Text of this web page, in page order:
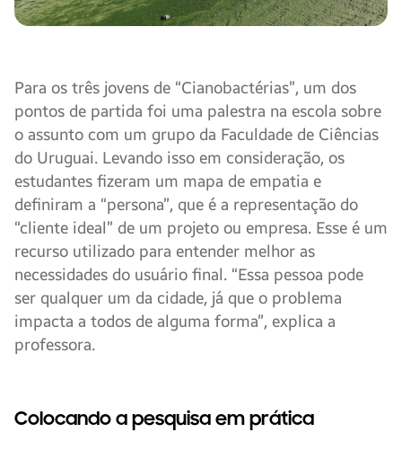
Para os três jovens de “Cianobactérias”, um dos
pontos de partida foi uma palestra na escola sobre
o assunto com um grupo da Faculdade de Ciências
do Uruguai. Levando isso em consideração, os
estudantes fizeram um mapa de empatia e
definiram a “persona”, que é a representação do
“cliente ideal” de um projeto ou empresa. Esse é um
recurso utilizado para entender melhor as
necessidades do usuário final. “Essa pessoa pode
ser qualquer um da cidade, já que o problema
impacta a todos de alguma forma”, explica a
professora.
Colocando a pesquisa em prática